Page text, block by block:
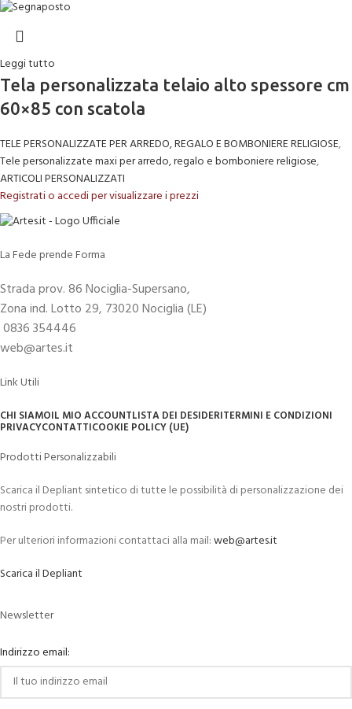
Leggi tutto
Tela personalizzata telaio alto spessore cm
60×85 con scatola
TELE PERSONALIZZATE PER ARREDO, REGALO E BOMBONIERE RELIGIOSE,
Tele personalizzate maxi per arredo, regalo e bomboniere religiose,
ARTICOLI PERSONALIZZATI
Registrati o accedi per visualizzare i prezzi
La Fede prende Forma
Strada prov. 86 Nociglia-Supersano,
Zona ind. Lotto 29, 73020 Nociglia (LE)
0836 354446
web@artes.it
Link Utili
CHI SIAMOIL MIO ACCOUNTLISTA DEI DESIDERITERMINI E CONDIZIONI
PRIVACYCONTATTICOOKIE POLICY (UE)
Prodotti Personalizzabili
Scarica il Depliant sintetico di tutte le possibilità di personalizzazione dei
nostri prodotti.
Per ulteriori informazioni contattaci alla mail:web@artes.it
Scarica il Depliant
Newsletter
Indirizzo email: